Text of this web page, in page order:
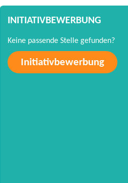
INITIATIVBEWERBUNG
Keine passende Stelle gefunden?
Initiativbewerbung